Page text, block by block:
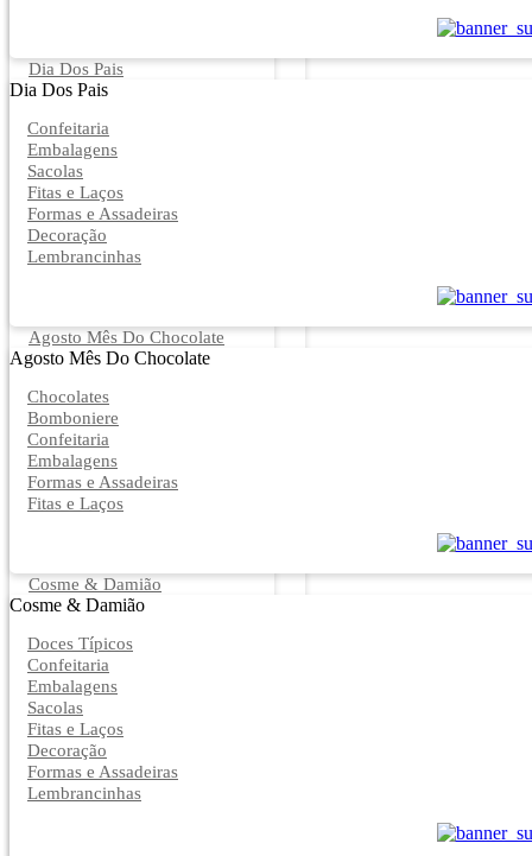
Dia Dos Pais
Dia Dos Pais
Confeitaria
Embalagens
Sacolas
Fitas e Laços
Formas e Assadeiras
Decoração
Lembrancinhas
Agosto Mês Do Chocolate
Agosto Mês Do Chocolate
Chocolates
Bomboniere
Confeitaria
Embalagens
Formas e Assadeiras
Fitas e Laços
Cosme & Damião
Cosme & Damião
Doces Típicos
Confeitaria
Embalagens
Sacolas
Fitas e Laços
Decoração
Formas e Assadeiras
Lembrancinhas